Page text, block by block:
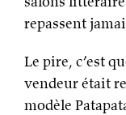
repassent
Le pire, c’est
vendeur était
modèle